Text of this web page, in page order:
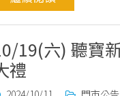
19(六) 聽寶
禮